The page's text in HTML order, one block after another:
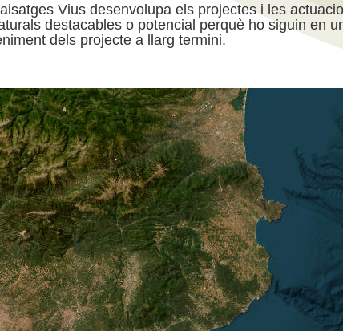
Vius desenvolupa els projectes i les
destacables o potencial perquè ho siguin en
dels projecte a llarg termini.